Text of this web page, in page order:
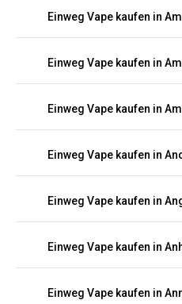
Einweg Vape kaufen in
Einweg Vape kaufen in
Einweg Vape kaufen in
Einweg Vape kaufen in
Einweg Vape kaufen in
Einweg Vape kaufen in
Einweg Vape kaufen in